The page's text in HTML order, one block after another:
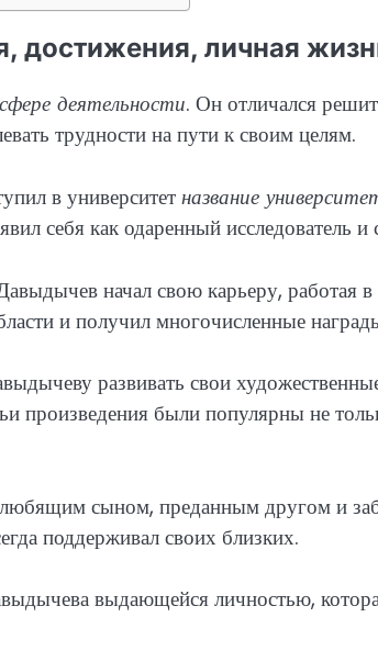
личная
сфере деятельности. Он отличался
трудности на пути к своим целям.
в университетназвание
себя как одаренный исследователь и
начал свою карьеру, работая в
и получил многочисленные
развивать свои
произведения были популярны не
сыном, преданным другом и
поддерживал своих близких.
выдающейся личностью,